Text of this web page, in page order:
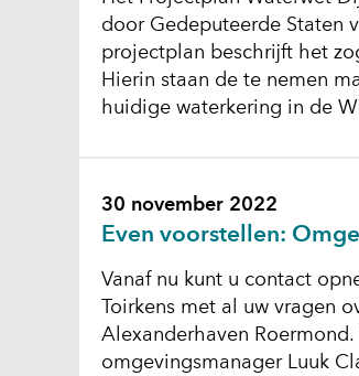
door Gedeputeerde Staten
projectplan beschrijft het
Hierin staan de te nemen
huidige waterkering in de
Even voorstellen:
30 november 2022
Vanaf nu kunt u contact
Toirkens met al uw vragen
Alexanderhaven
omgevingsmanager Luuk